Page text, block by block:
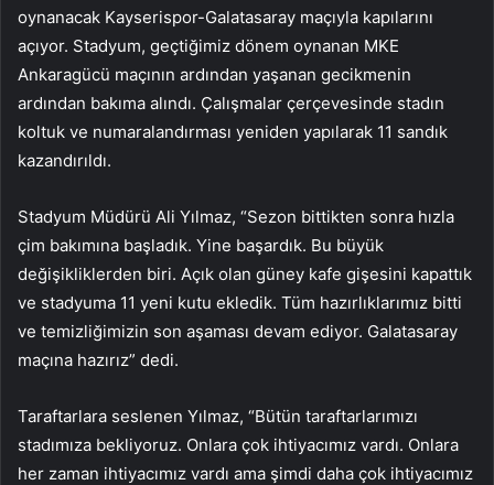
oynanacak Kayserispor-Galatasaray maçıyla kapılarını
açıyor. Stadyum, geçtiğimiz dönem oynanan MKE
Ankaragücü maçının ardından yaşanan gecikmenin
ardından bakıma alındı. Çalışmalar çerçevesinde stadın
koltuk ve numaralandırması yeniden yapılarak 11 sandık
kazandırıldı.
Stadyum Müdürü Ali Yılmaz, “Sezon bittikten sonra hızla
çim bakımına başladık. Yine başardık. Bu büyük
değişikliklerden biri. Açık olan güney kafe gişesini kapattık
ve stadyuma 11 yeni kutu ekledik. Tüm hazırlıklarımız bitti
ve temizliğimizin son aşaması devam ediyor. Galatasaray
maçına hazırız” dedi.
Taraftarlara seslenen Yılmaz, “Bütün taraftarlarımızı
stadımıza bekliyoruz. Onlara çok ihtiyacımız vardı. Onlara
her zaman ihtiyacımız vardı ama şimdi daha çok ihtiyacımız